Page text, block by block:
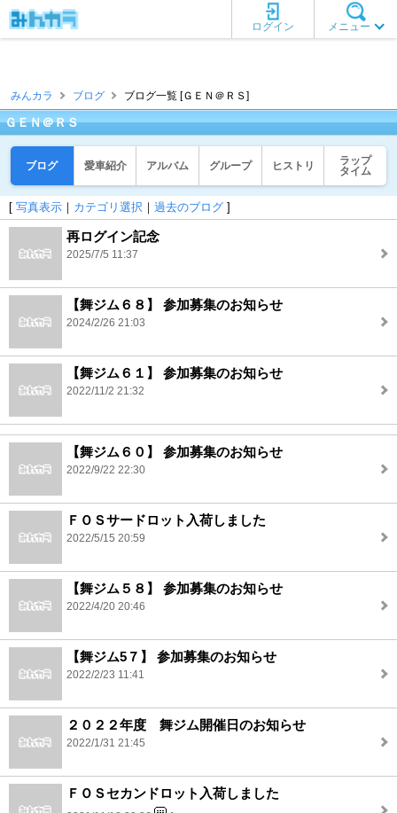
メニュー
ログイン
みんカラ ブログ ブログ一覧 [ＧＥＮ＠ＲＳ]
ＧＥＮ＠ＲＳ
ブログ 愛車紹介 アルバム グループ ヒストリ
ラップ
タイム
[ 写真表示 ｜ カテゴリ選択 ｜ 過去のブログ ]
再ログイン記念
2025/7/5 11:37
【舞ジム６８】 参加募集のお知らせ
2024/2/26 21:03
【舞ジム６１】 参加募集のお知らせ
2022/11/2 21:32
【舞ジム６０】 参加募集のお知らせ
2022/9/22 22:30
ＦＯＳサードロット入荷しました
2022/5/15 20:59
【舞ジム５８】 参加募集のお知らせ
2022/4/20 20:46
【舞ジム5７】 参加募集のお知らせ
2022/2/23 11:41
２０２２年度 舞ジム開催日のお知らせ
2022/1/31 21:45
ＦＯＳセカンドロット入荷しました